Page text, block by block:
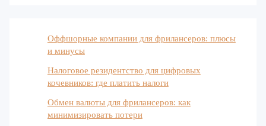
Оффшорные компании для фрилансеров: плюсы
и минусы
Налоговое резидентство для цифровых
кочевников: где платить налоги
Обмен валюты для фрилансеров: как
минимизировать потери